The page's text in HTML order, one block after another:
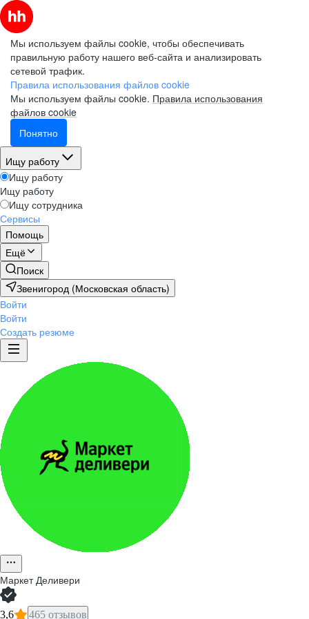
Мы используем файлы cookie, чтобы обеспечивать
правильную работу нашего веб-сайта и анализировать
сетевой трафик.
Правила использования файлов cookie
Мы используем файлы cookie. Правила использования
файлов cookie
Понятно
Ищу работу
Ищу работу
Ищу работу
Ищу сотрудника
Сервисы
Помощь
Ещё
Поиск
Звенигород (Московская область)
Войти
Войти
Создать резюме
Маркет Деливери
3,6 465 отзывов